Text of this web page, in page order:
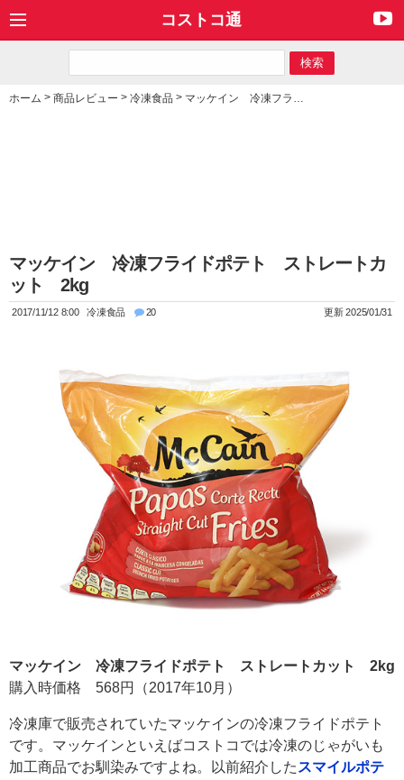
コストコ通
ホーム > 商品レビュー > 冷凍食品 > マッケイン 冷凍フライドポテト ストレートカット 2kg
マッケイン 冷凍フライドポテト ストレートカ
ット 2kg
2017/11/12 8:00 冷凍食品 20 更新 2025/01/31
マッケイン 冷凍フライドポテト ストレートカット 2kg
購入時価格 568円（2017年10月）
冷凍庫で販売されていたマッケインの冷凍フライドポテト
です。マッケインといえばコストコでは冷凍のじゃがいも
加工商品でお馴染みですよね。以前紹介した スマイルポテ